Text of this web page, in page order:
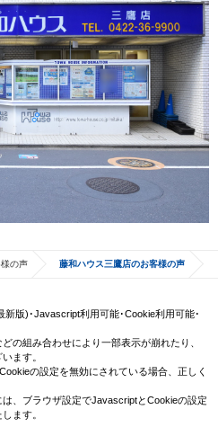
の声 藤和ハウス三鷹店のお客様の声
版)･Javascript利用可能･Cookie利用可能･
の組み合わせにより一部表示が崩れたり、
ます。
の設定を無効にされている場合、正しく
、ブラウザ設定でJavascriptとCookieの設定
ます。